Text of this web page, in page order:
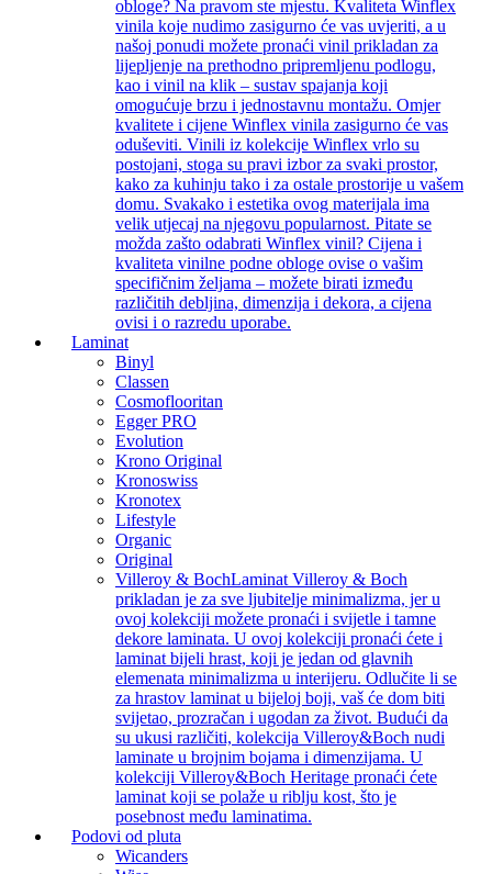
obloge? Na pravom ste mjestu. Kvaliteta Winflex
vinila koje nudimo zasigurno će vas uvjeriti, a u
našoj ponudi možete pronaći vinil prikladan za
lijepljenje na prethodno pripremljenu podlogu,
kao i vinil na klik – sustav spajanja koji
omogućuje brzu i jednostavnu montažu. Omjer
kvalitete i cijene Winflex vinila zasigurno će vas
oduševiti. Vinili iz kolekcije Winflex vrlo su
postojani, stoga su pravi izbor za svaki prostor,
kako za kuhinju tako i za ostale prostorije u vašem
domu. Svakako i estetika ovog materijala ima
velik utjecaj na njegovu popularnost. Pitate se
možda zašto odabrati Winflex vinil? Cijena i
kvaliteta vinilne podne obloge ovise o vašim
specifičnim željama – možete birati između
različitih debljina, dimenzija i dekora, a cijena
ovisi i o razredu uporabe.
Laminat
Binyl
Classen
Cosmoflooritan
Egger PRO
Evolution
Krono Original
Kronoswiss
Kronotex
Lifestyle
Organic
Original
Villeroy & BochLaminat Villeroy & Boch
prikladan je za sve ljubitelje minimalizma, jer u
ovoj kolekciji možete pronaći i svijetle i tamne
dekore laminata. U ovoj kolekciji pronaći ćete i
laminat bijeli hrast, koji je jedan od glavnih
elemenata minimalizma u interijeru. Odlučite li se
za hrastov laminat u bijeloj boji, vaš će dom biti
svijetao, prozračan i ugodan za život. Budući da
su ukusi različiti, kolekcija Villeroy&Boch nudi
laminate u brojnim bojama i dimenzijama. U
kolekciji Villeroy&Boch Heritage pronaći ćete
laminat koji se polaže u riblju kost, što je
posebnost među laminatima.
Podovi od pluta
Wicanders